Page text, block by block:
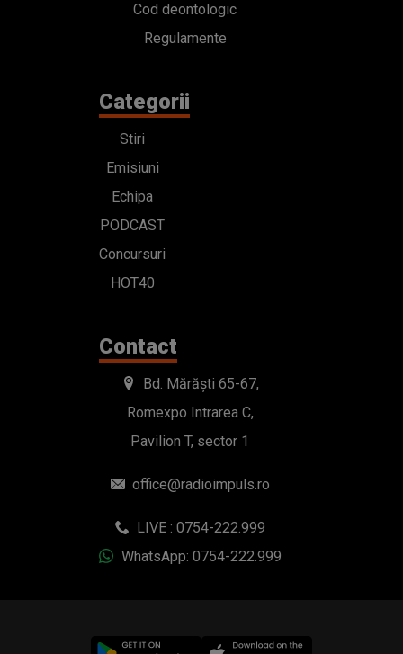
Cod deontologic
Regulamente
Categorii
Stiri
Emisiuni
Echipa
PODCAST
Concursuri
HOT40
Contact
Bd. Mărăști 65-67,
Romexpo Intrarea C,
Pavilion T, sector 1
office@radioimpuls.ro
LIVE : 0754-222.999
WhatsApp: 0754-222.999